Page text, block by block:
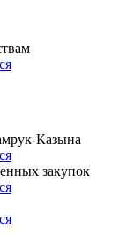
Казына
закупок